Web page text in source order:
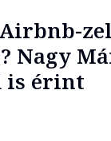
Nagy
is érint